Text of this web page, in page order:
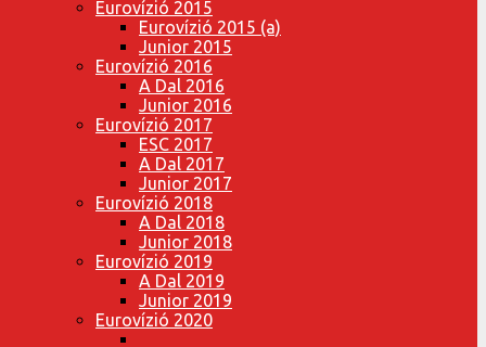
Eurovízió 2015
Eurovízió 2015 (a)
Junior 2015
Eurovízió 2016
A Dal 2016
Junior 2016
Eurovízió 2017
ESC 2017
A Dal 2017
Junior 2017
Eurovízió 2018
A Dal 2018
Junior 2018
Eurovízió 2019
A Dal 2019
Junior 2019
Eurovízió 2020